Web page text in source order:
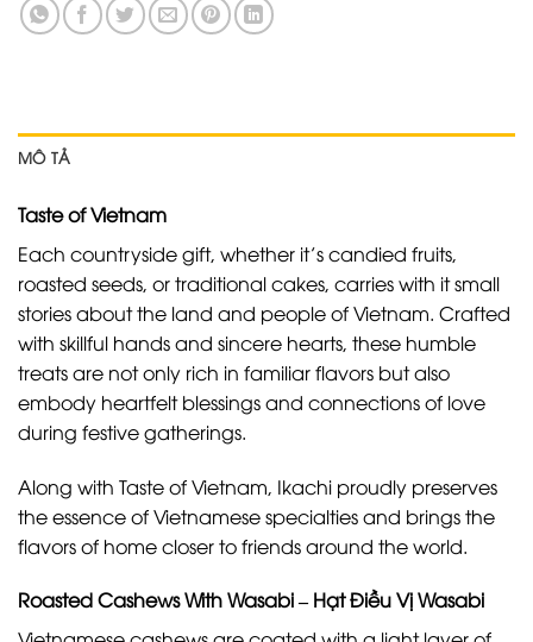
MÔ TẢ
Taste of Vietnam
Each countryside gift, whether it’s candied fruits,
roasted seeds, or traditional cakes, carries with it small
stories about the land and people of Vietnam. Crafted
with skillful hands and sincere hearts, these humble
treats are not only rich in familiar flavors but also
embody heartfelt blessings and connections of love
during festive gatherings.
Along with Taste of Vietnam, Ikachi proudly preserves
the essence of Vietnamese specialties and brings the
flavors of home closer to friends around the world.
Roasted Cashews With Wasabi – Hạt Điều Vị Wasabi